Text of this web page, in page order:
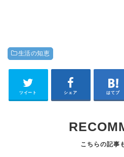
生活の知恵
ツイート シェア はてブ